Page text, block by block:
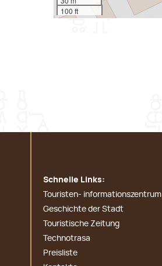
100 ft
Schnelle Links:
Touristen- informationszentrum
Geschichte der Stadt
Touristische Zeitung
Technotrasa
Preisliste